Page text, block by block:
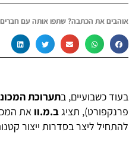
אוהבים את הכתבה? שתפו אותה עם
בעוד כשבועיים, בתערוכת
פרנקפורט), תציגב.מ.וו את
להתחיל ליצר בסדרות ייצור